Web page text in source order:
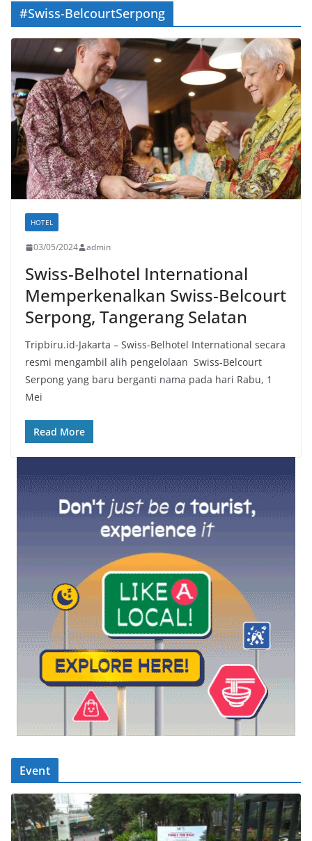
#Swiss-BelcourtSerpong
HOTEL
03/05/2024 admin
Swiss-Belhotel International
Memperkenalkan Swiss-Belcourt
Serpong, Tangerang Selatan
Tripbiru.id-Jakarta – Swiss-Belhotel International secara
resmi mengambil alih pengelolaan Swiss-Belcourt
Serpong yang baru berganti nama pada hari Rabu, 1
Mei
Read More
Event